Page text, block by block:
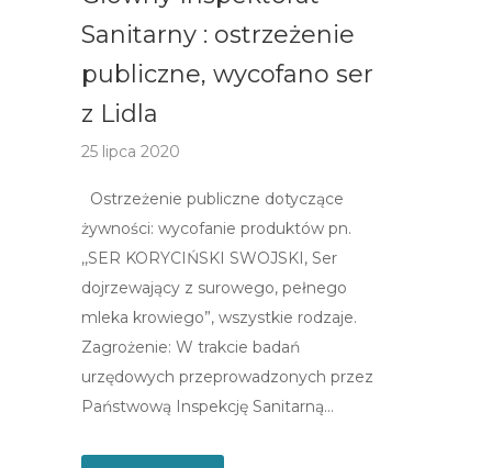
Sanitarny : ostrzeżenie
publiczne, wycofano ser
z Lidla
25 lipca 2020
Ostrzeżenie publiczne dotyczące
żywności: wycofanie produktów pn.
,,SER KORYCIŃSKI SWOJSKI, Ser
dojrzewający z surowego, pełnego
mleka krowiego”, wszystkie rodzaje.
Zagrożenie: W trakcie badań
urzędowych przeprowadzonych przez
Państwową Inspekcję Sanitarną…